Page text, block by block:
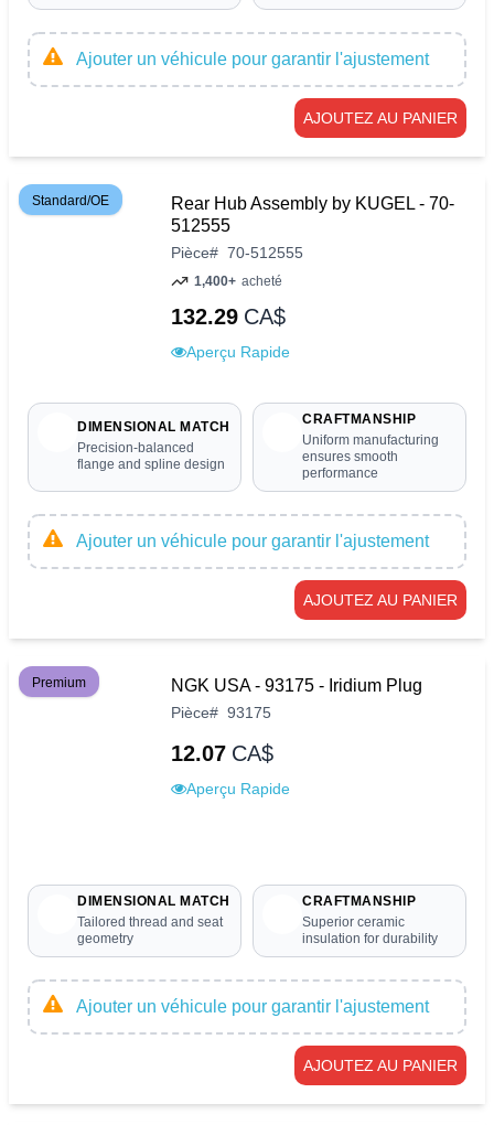
Ajouter un véhicule pour garantir l'ajustement
AJOUTEZ AU PANIER
Standard/OE
Rear Hub Assembly by KUGEL - 70-
512555
Pièce# 70-512555
1,400+ acheté
132.29 CA$
Aperçu Rapide
DIMENSIONAL MATCH
Precision-balanced
flange and spline design
CRAFTMANSHIP
Uniform manufacturing
ensures smooth
performance
Ajouter un véhicule pour garantir l'ajustement
AJOUTEZ AU PANIER
Premium NGK USA - 93175 - Iridium Plug
Pièce# 93175
12.07 CA$
Aperçu Rapide
DIMENSIONAL MATCH
Tailored thread and seat
geometry
CRAFTMANSHIP
Superior ceramic
insulation for durability
Ajouter un véhicule pour garantir l'ajustement
AJOUTEZ AU PANIER